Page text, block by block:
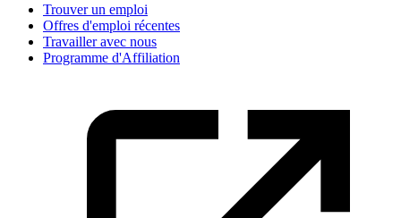
Trouver un emploi
Offres d'emploi récentes
Travailler avec nous
Programme d'Affiliation